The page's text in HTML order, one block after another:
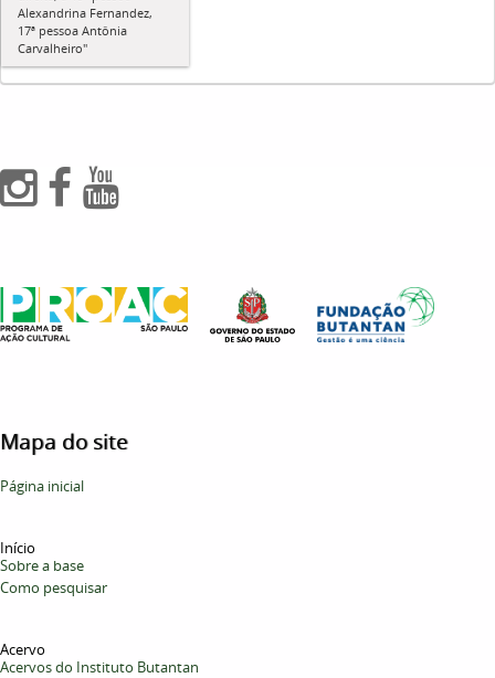
Alexandrina Fernandez,
17ª pessoa Antônia
Carvalheiro"
Mapa do site
Página inicial
Início
Sobre a base
Como pesquisar
Acervo
Acervos do Instituto Butantan